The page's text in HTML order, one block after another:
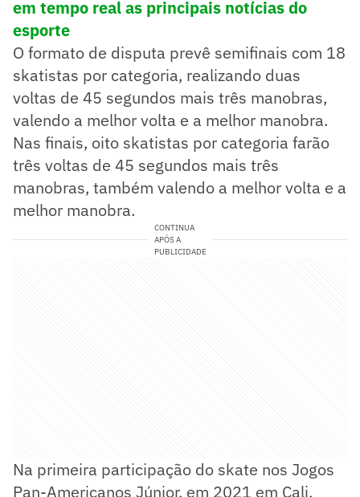
em tempo real as principais notícias do
esporte
O formato de disputa prevê semifinais com 18
skatistas por categoria, realizando duas
voltas de 45 segundos mais três manobras,
valendo a melhor volta e a melhor manobra.
Nas finais, oito skatistas por categoria farão
três voltas de 45 segundos mais três
manobras, também valendo a melhor volta e a
melhor manobra.
CONTINUA
APÓS A
PUBLICIDADE
Na primeira participação do skate nos Jogos
Pan-Americanos Júnior, em 2021 em Cali,